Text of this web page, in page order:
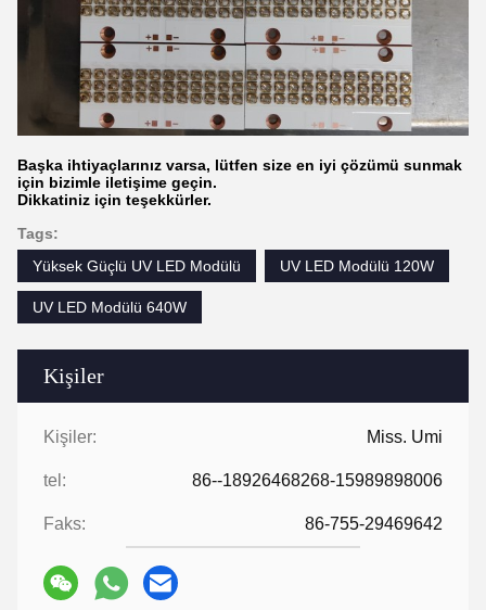
Kişiler
Kişiler: Miss. Umi
tel: 86--18926468268-15989898006
Faks: 86-755-29469642
Başka ihtiyaçlarınız varsa, lütfen size en iyi çözümü sunmak
için bizimle iletişime geçin.
Dikkatiniz için teşekkürler.
Tags:
Yüksek Güçlü UV LED Modülü
UV LED Modülü 120W
UV LED Modülü 640W